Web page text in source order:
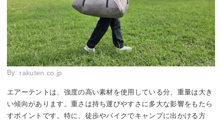
By: rakuten.co.jp
エアーテントは、強度の高い素材を使用している分、重量は大き
い傾向があります。重さは持ち運びやすさに多大な影響をもたら
すポイントです。特に、徒歩やバイクでキャンプに出かける方